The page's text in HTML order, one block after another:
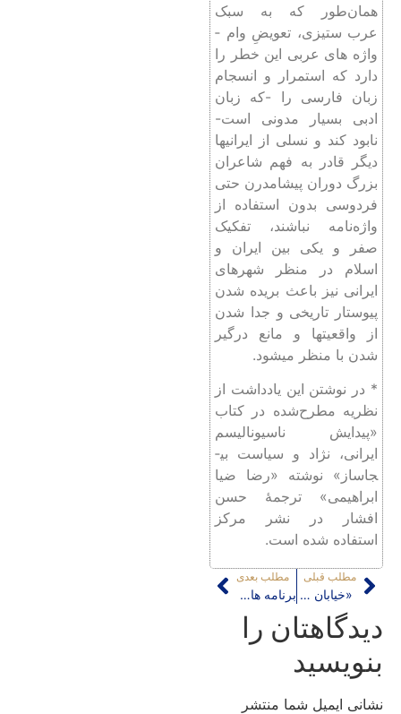
همان‌طور که به سبک
عرب­ ستیزی، تعویضِ وام ­
واژه­ های عربی این خطر را
دارد که استمرار و انسجام
زبان فارسی را -که زبان
ادبی بسیار مدونی است-
نابود کند و نسلی از ایرانی­ها
دیگر قادر به فهم شاعران
بزرگ دوران پیشامدرن حتی
فردوسی بدون استفاده از
واژه‌نامه نباشند، تفکیک
صفر و یکی بین ایران و
اسلام در منظر شهرهای
ایرانی نیز باعث بریده شدن
پیوستار تاریخی و جدا شدن
از واقعیت­ها و مانع درگیر
شدن با منظر می­شود.
* در نوشتن این یادداشت از
نظریه مطرح‌شده در کتاب
«پیدایش ناسیونالیسم
ایرانی، نژاد و سیاست بی­
جاساز» نوشته «رضا ضیا
ابراهیمی» ترجمۀ حسن
افشار در نشر مرکز
استفاده شده است.
مطلب قبلی
«خیابان کامل»؛ نقابی تازه
مطلب بعدی
برنامه های توسعه و تأثیر آنها بر روی برنامه ریزی شهری
دیدگاهتان را
بنویسید
نشانی ایمیل شما منتشر